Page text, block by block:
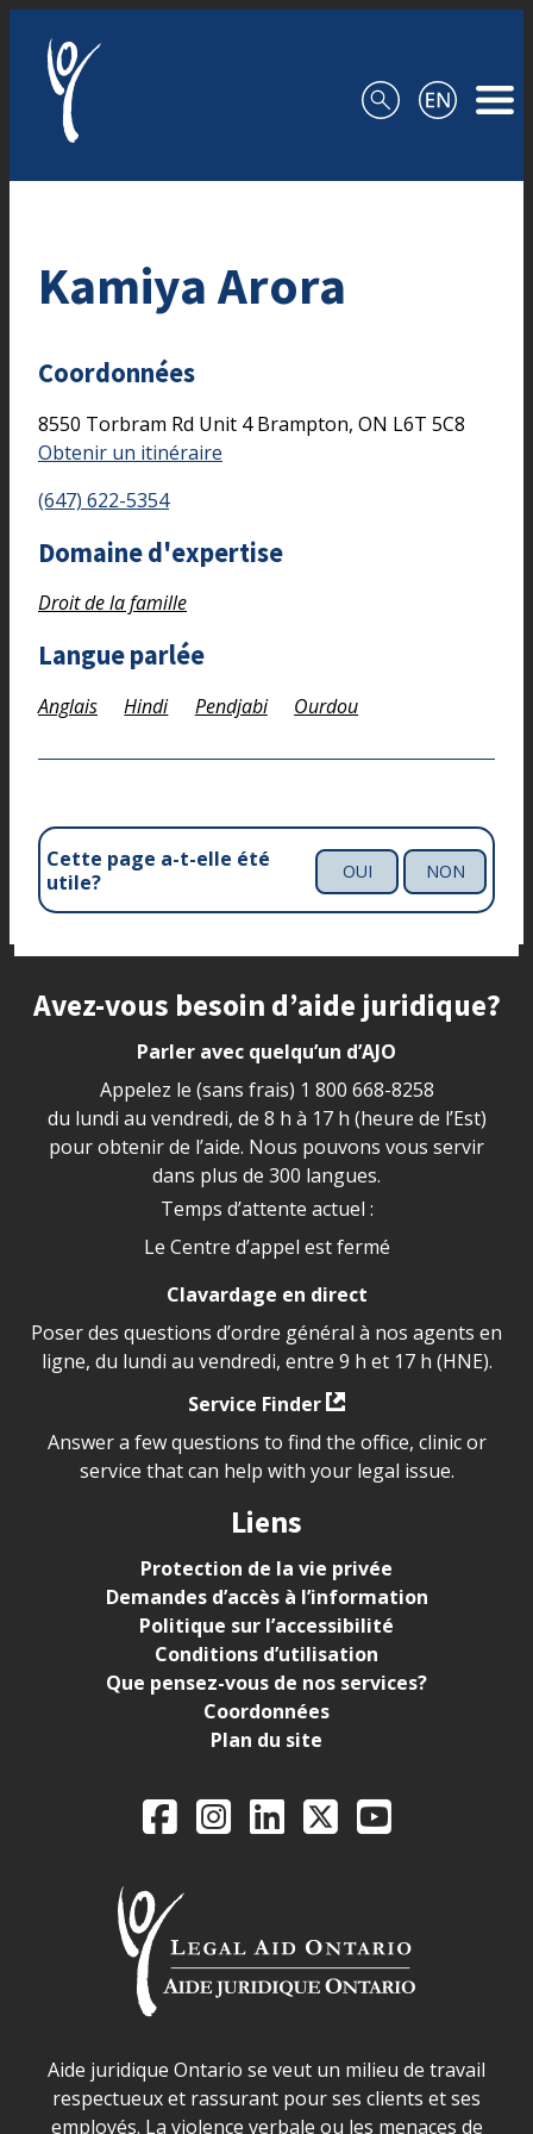
Kamiya Arora
Coordonnées
8550 Torbram Rd Unit 4Brampton, ON L6T 5C8
Obtenir un itinéraire
(647) 622-5354
Domaine d'expertise
Droit de la famille
Langue parlée
Anglais Hindi Pendjabi Ourdou
Cette page a-t-elle été
utile?
OUI NON
Site footer
Avez-vous besoin d’aide juridique?
Parler avec quelqu’un d’AJO
Appelez le (sans frais) 1 800 668-8258
du lundi au vendredi, de 8 h à 17 h (heure de l’Est)
pour obtenir de l’aide. Nous pouvons vous servir
dans plus de 300 langues.
Temps d’attente actuel :
Le Centre d’appel est fermé
Clavardage en direct
Poser des questions d’ordre général à nos agents en
ligne, du lundi au vendredi, entre 9 h et 17 h (HNE).
Service Finder
Answer a few questions to find the office, clinic or
service that can help with your legal issue.
Liens
Protection de la vie privée
Demandes d’accès à l’information
Politique sur l’accessibilité
Conditions d’utilisation
Que pensez-vous de nos services?
Coordonnées
Plan du site
Legal Aid Ontario
FacebookInstagram
LinkedIn
X YouTube
Déclaration sur la sécurité dans les locaux d'AJO.
Aide juridique Ontario se veut un milieu de travail
respectueux et rassurant pour ses clients et ses
employés. La violence verbale ou les menaces de